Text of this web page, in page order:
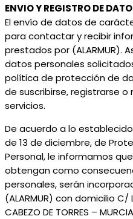
ENVIO Y REGISTRO DE
El envío de datos de
para contactar y recibir
prestados por (ALARMUR).
datos personales
política de protección de
de suscribirse, registrarse
servicios.
De acuerdo a lo establecido
de 13 de diciembre, de
Personal, le informamos
obtengan como
personales, serán
(ALARMUR) con domicilio C/
CABEZO DE TORRES –